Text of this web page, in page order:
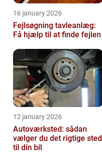
16 january 2026
Fejlsøgning tavleanlæg:
Få hjælp til at finde fejlen
12 january 2026
Autoværksted: sådan
vælger du det rigtige sted
til din bil